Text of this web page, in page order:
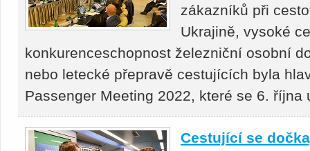
zákazníků při
Ukrajině, vysoké
konkurenceschopnost železniční osobní
nebo letecké přepravě cestujících byla
Passenger Meeting 2022, které se 6.
Cestující se